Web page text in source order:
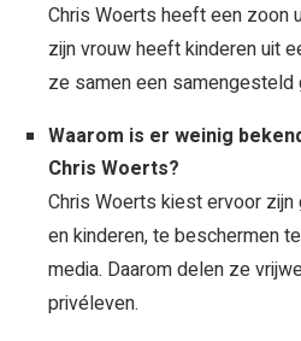
Chris Woerts heeft een zoon
zijn vrouw heeft kinderen uit
ze samen een samengesteld
Waarom is er weinig
Chris Woerts?
Chris Woerts kiest ervoor
en kinderen, te beschermen
media. Daarom delen ze
privéleven.